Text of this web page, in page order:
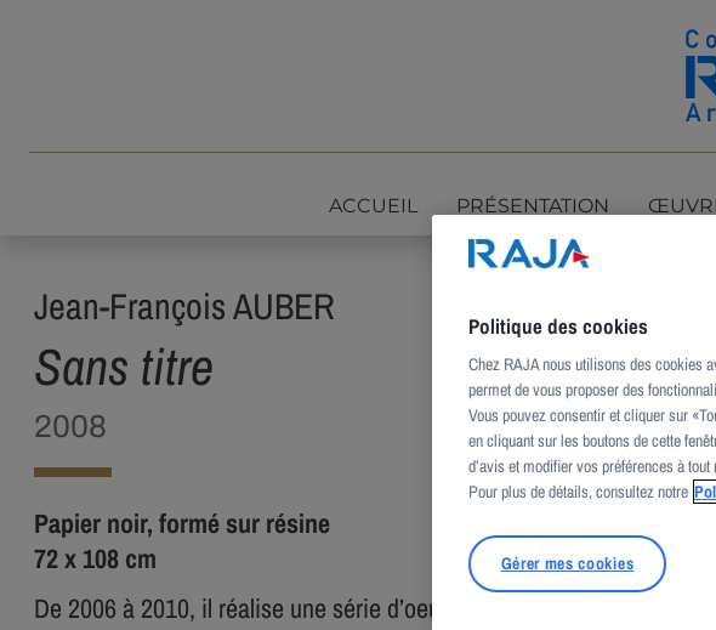
ACCUEIL PRÉSENTATION
Jean-François AUBER
Sans titre
2008
Papier noir, formé sur résine
72 x 108 cm
De 2006 à 2010, il réalise une série d’oeuvres à partir de papier
Politique des cookies
Chez RAJA nous utilisons des cookies
permet de vous proposer des
Vous pouvez consentir et cliquer sur
en cliquant sur les boutons de cette
d’avis et modifier vos préférences à
Pour plus de détails, consultez notre
Gérer mes cookies